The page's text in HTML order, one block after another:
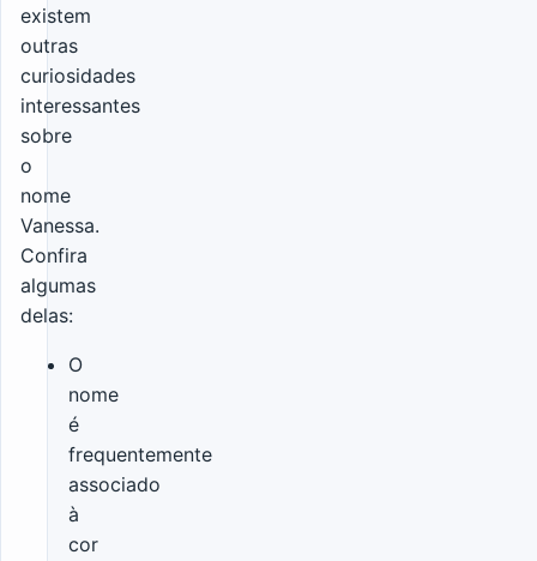
existem
outras
curiosidades
interessantes
sobre
o
nome
Vanessa.
Confira
algumas
delas:
O
nome
é
frequentemente
associado
à
cor